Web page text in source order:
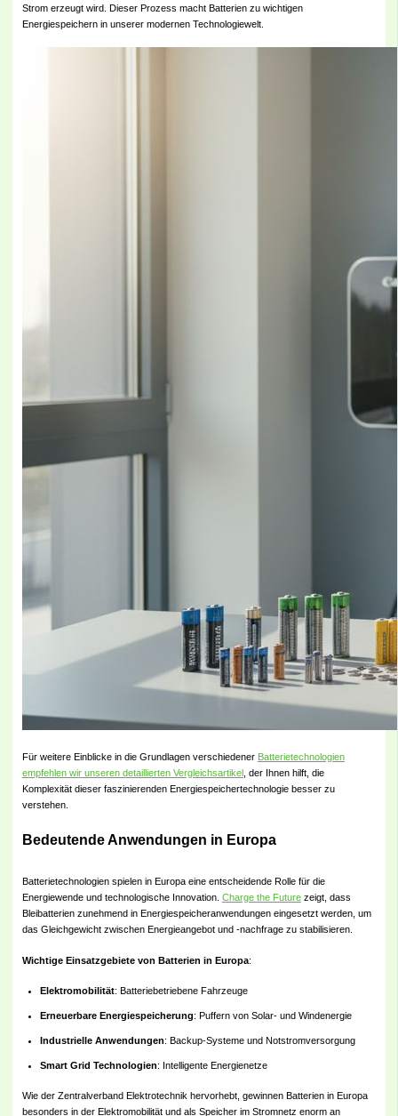
Strom erzeugt wird. Dieser Prozess macht Batterien zu wichtigen
Energiespeichern in unserer modernen Technologiewelt.
Für weitere Einblicke in die Grundlagen verschiedener Batterietechnologien
empfehlen wir unseren detaillierten Vergleichsartikel, der Ihnen hilft, die
Komplexität dieser faszinierenden Energiespeichertechnologie besser zu
verstehen.
Bedeutende Anwendungen in Europa
Batterietechnologien spielen in Europa eine entscheidende Rolle für die
Energiewende und technologische Innovation. Charge the Futurezeigt, dass
Bleibatterien zunehmend in Energiespeicheranwendungen eingesetzt werden, um
das Gleichgewicht zwischen Energieangebot und -nachfrage zu stabilisieren.
Wichtige Einsatzgebiete von Batterien in Europa:
Elektromobilität: Batteriebetriebene Fahrzeuge
Erneuerbare Energiespeicherung: Puffern von Solar- und Windenergie
Industrielle Anwendungen: Backup-Systeme und Notstromversorgung
Smart Grid Technologien: Intelligente Energienetze
Wie der Zentralverband Elektrotechnik hervorhebt, gewinnen Batterien in Europa
besonders in der Elektromobilität und als Speicher im Stromnetz enorm an